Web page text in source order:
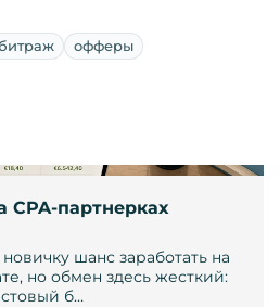
офферы
CPA-партнерках
шанс заработать на
но обмен здесь жесткий:
б…